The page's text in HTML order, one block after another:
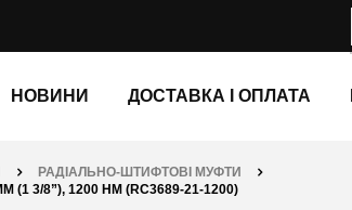
НОВИНИ ДОСТАВКА І ОПЛАТА
РАДІАЛЬНО-ШТИФТОВІ МУФТИ
3/8”), 1200 НМ (RC3689-21-1200)